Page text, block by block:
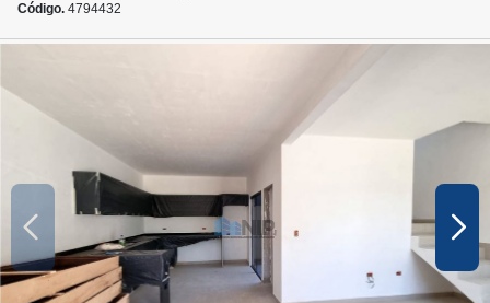
Código. 4794432